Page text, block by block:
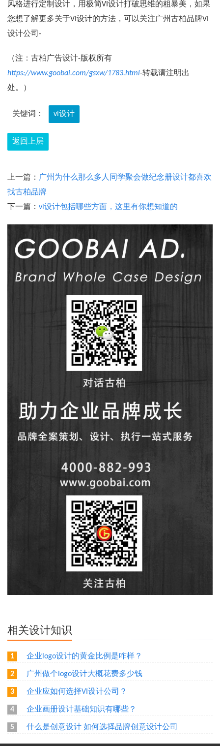
风格进行定制设计，用极简VI设计打破思维的粗暴美，如果
您想了解更多关于VI设计的方法，可以关注广州古柏品牌VI
设计公司-
（注：古柏广告设计-版权所有
https://www.goobai.com/gsxw/1783.html-转载请注明出
处。）
关键词： vi设计
返回上层
上一篇： 广州为什么那么多人同学聚会做纪念册设计都喜欢
找古柏品牌
下一篇： vi设计包括哪些方面，这里有你想知道的
相关设计知识
1 企业logo设计的黄金比例是咋样？
2 广州做个logo设计大概花费多少钱
3 企业应如何选择VI设计公司？
4 企业画册设计基础知识有哪些？
5 什么是创意设计 如何选择品牌创意设计公司